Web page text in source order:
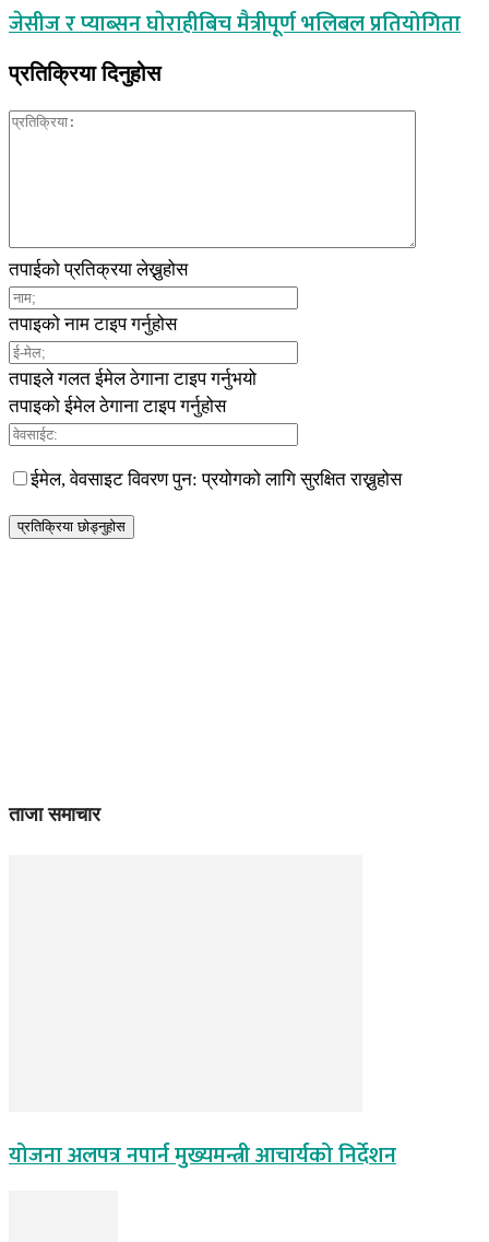
जेसीज र प्याब्सन घाेराहीबिच मैत्रीपूर्ण भलिबल प्रतियोगिता
प्रतिक्रिया दिनुहोस
तपाईको प्रतिक्रया लेख्नुहोस
तपाइको नाम टाइप गर्नुहोस
तपाइले गलत ईमेल ठेगाना टाइप गर्नुभयो
तपाइको ईमेल ठेगाना टाइप गर्नुहोस
ईमेल, वेवसाइट विवरण पुन: प्रयोगको लागि सुरक्षित राख्नुहोस
ताजा समाचार
योजना अलपत्र नपार्न मुख्यमन्त्री आचार्यको निर्देशन